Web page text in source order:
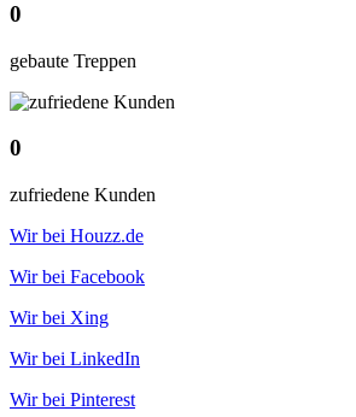
0
gebaute Treppen
0
zufriedene Kunden
Wir bei Houzz.de
Wir bei Facebook
Wir bei Xing
Wir bei LinkedIn
Wir bei Pinterest